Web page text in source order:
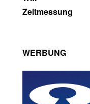
Zeitmessung
WERBUNG